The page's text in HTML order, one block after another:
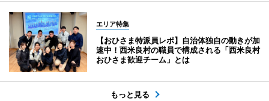
エリア特集
【おひさま特派員レポ】自治体独自の動きが加
速中！西米良村の職員で構成される「西米良村
おひさま歓迎チーム」とは
もっと見る